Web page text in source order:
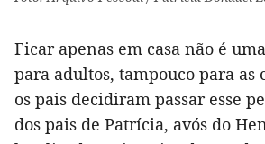
Ficar apenas em casa não é
para adultos, tampouco para as
os pais decidiram passar esse
dos pais de Patrícia, avós do